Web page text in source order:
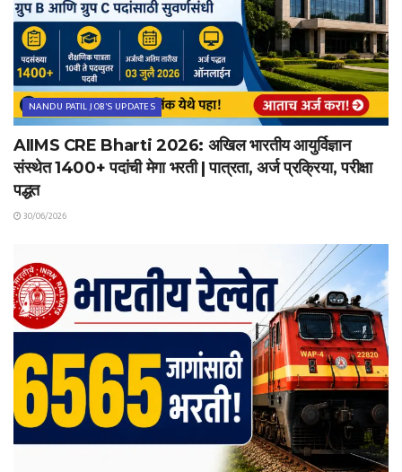
NANDU PATIL JOB'S UPDATES
AIIMS CRE Bharti 2026: अखिल भारतीय आयुर्विज्ञान
संस्थेत 1400+ पदांची मेगा भरती | पात्रता, अर्ज प्रक्रिया, परीक्षा
पद्धत
30/06/2026